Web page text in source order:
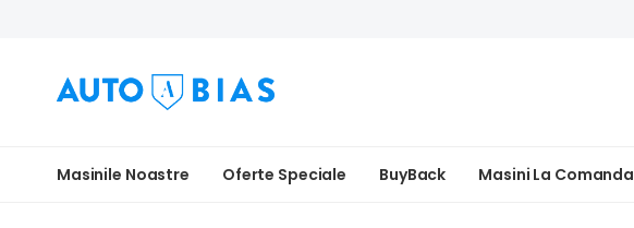
Masinile Noastre Oferte Speciale BuyBack Masini La Comanda